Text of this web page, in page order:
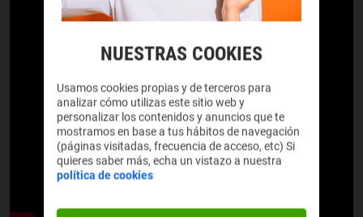
NUESTRAS COOKIES
Usamos cookies propias y de terceros para
analizar cómo utilizas este sitio web y
personalizar los contenidos y anuncios que te
mostramos en base a tus hábitos de navegación
(páginas visitadas, frecuencia de acceso, etc) Si
quieres saber más, echa un vistazo a nuestra
política de cookies